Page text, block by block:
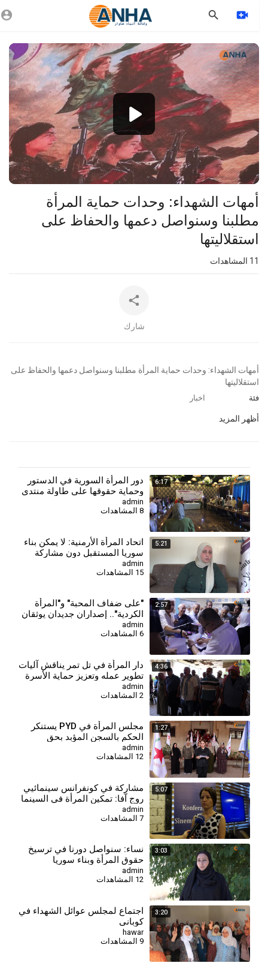
Video
Player
360p
240p
auto
⁣أمهات الشهداء: وحدات حماية المرأة
مطلبنا وسنواصل دعمها والحفاظ على
استقلاليتها
المشاهدات
شارك
⁣⁣أمهات الشهداء: وحدات حماية المرأة مطلبنا وسنواصل دعمها والحفاظ على
استقلاليتها
فئة اخبار
أظهر المزيد
6:17
دور المرأة السورية في الدستور
وحماية حقوقها على طاولة منتدى
مجلس المرأة
admin
8 المشاهدات
5:21
⁣اتحاد المرأة الأرمنية: لا يمكن بناء
سوريا المستقبل دون مشاركة
جميع النساء
admin
15 المشاهدات
2:57
⁣"على ضفاف المحبة" و"المرأة
الكردية".. إصداران جديدان يوثقان
الهوية والذاكرة
admin
6 المشاهدات
4:36
دار المرأة في تل تمر يناقش آليات
تطوير عمله وتعزيز حماية الأسرة
والمجتمع
admin
2 المشاهدات
1:27
مجلس المرأة في PYD يستنكر
الحكم بالسجن المؤبد بحق
المقاتلة جيجك كوباني
admin
12 المشاهدات
5:07
مشارِكة في كونفرانس سينمائيي
روج آفا: تمكين المرأة في السينما
هدفنا الأول
admin
7 المشاهدات
3:03
⁣نساء: سنواصل دورنا في ترسيخ
حقوق المرأة وبناء سوريا
الديمقراطية
admin
12 المشاهدات
3:20
اجتماع لمجلس عوائل الشهداء في
كوباني
hawar
9 المشاهدات